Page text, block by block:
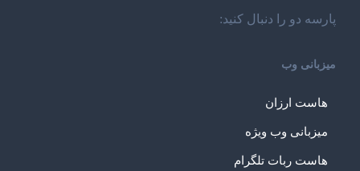
پارسه دو را دنبال کنید:
میزبانی وب
هاست ارزان
میزبانی وب ویژه
هاست ربات تلگرام